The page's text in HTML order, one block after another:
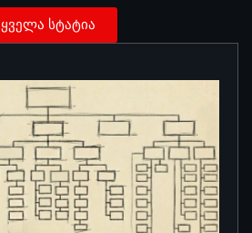
ყველა სტატია